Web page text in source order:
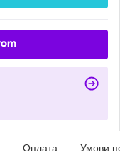
Оплата Умови